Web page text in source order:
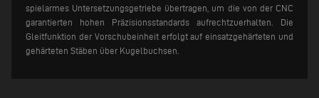
spielarmes Untersetzungsgetriebe übertragen, um die von der CNC
garantierten hohen Präzisionsstandards aufrechtzuerhalten. Die
Gleitfunktion der Vorschubeinheit erfolgt auf einsatzgehärteten und
gehärteten Stäben über Kugelbuchsen.